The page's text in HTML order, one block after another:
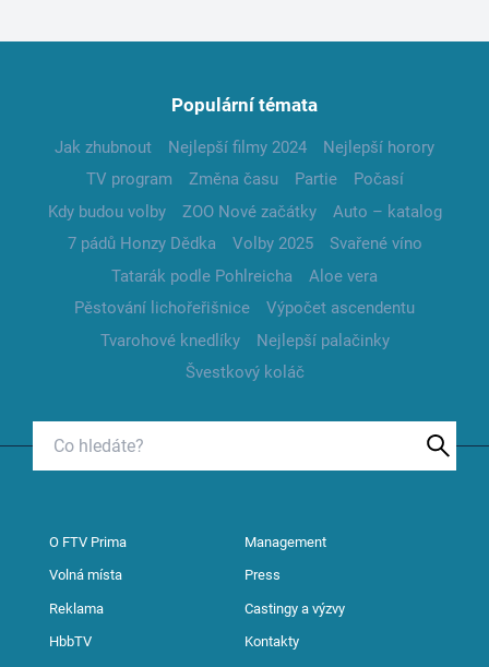
Populární témata
Jak zhubnout Nejlepší filmy 2024
Nejlepší horory
TV program
Změna času Partie
Počasí
Kdy budou volby
ZOO Nové začátky
Auto – katalog
7 pádů Honzy Dědka
Volby 2025
Svařené víno
Tatarák podle Pohlreicha
Aloe vera
Pěstování lichořeřišnice
Výpočet ascendentu
Tvarohové knedlíky
Nejlepší palačinky
Švestkový koláč
O FTV Prima Management
Volná místa Press
Reklama Castingy a výzvy
HbbTV Kontakty